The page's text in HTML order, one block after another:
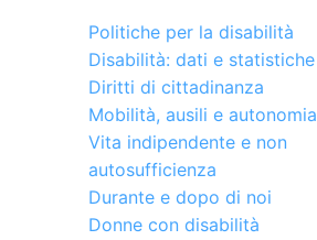
Politiche per la disabilità
Disabilità: dati e statistiche
Diritti di cittadinanza
Mobilità, ausili e autonomia
Vita indipendente e non
autosufficienza
Durante e dopo di noi
Donne con disabilità